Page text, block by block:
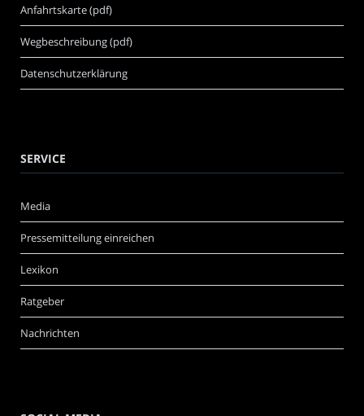
Anfahrtskarte (pdf)
Wegbeschreibung (pdf)
Datenschutzerklärung
SERVICE
Media
Pressemitteilung einreichen
Lexikon
Ratgeber
Nachrichten